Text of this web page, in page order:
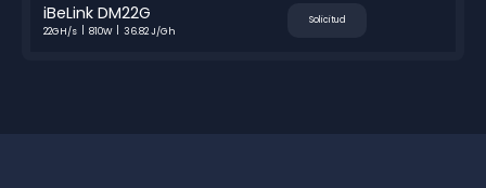
iBeLink DM22G
22GH/s 810W 36.82 J/Gh
Solicitud